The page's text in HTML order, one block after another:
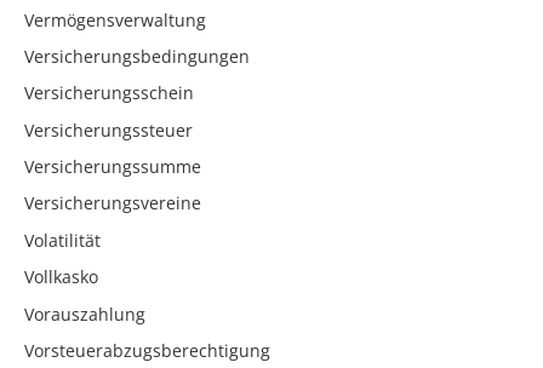
Vermögensverwaltung
Versicherungsbedingungen
Versicherungsschein
Versicherungssteuer
Versicherungssumme
Versicherungsvereine
Volatilität
Vollkasko
Vorauszahlung
Vorsteuerabzugsberechtigung